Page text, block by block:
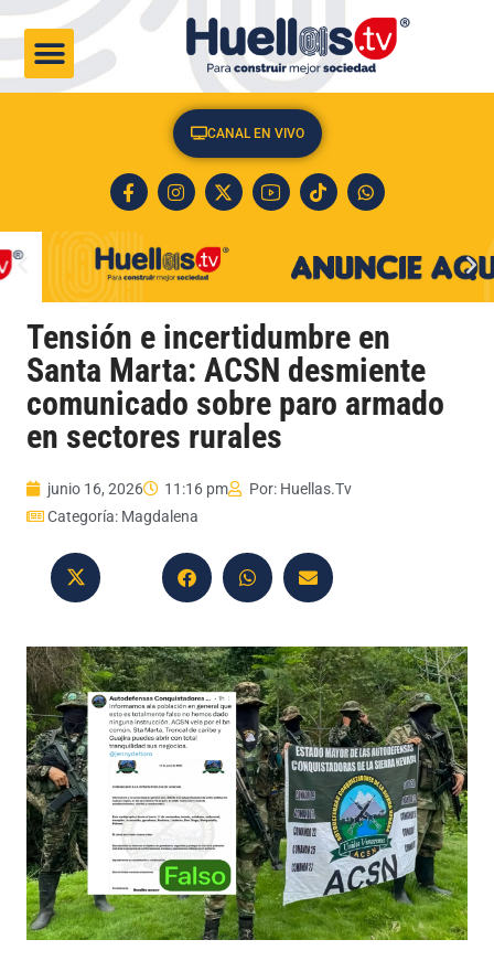
CANAL EN VIVO
Tensión e incertidumbre en
Santa Marta: ACSN desmiente
comunicado sobre paro armado
en sectores rurales
junio 16, 2026 11:16 pm Por: Huellas.Tv
Categoría: Magdalena